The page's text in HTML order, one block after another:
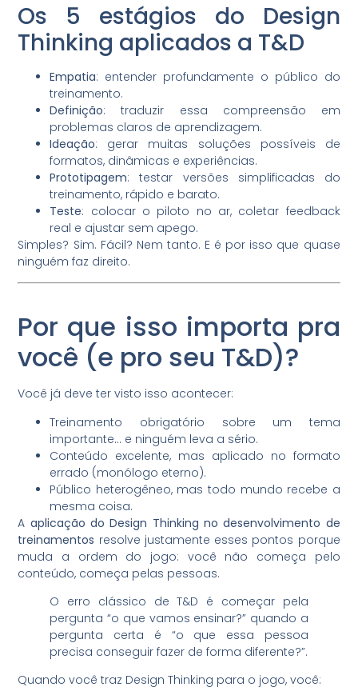
Os 5 estágios do Design
Thinking aplicados a T&D
Empatia: entender profundamente o público do
treinamento.
Definição: traduzir essa compreensão em
problemas claros de aprendizagem.
Ideação: gerar muitas soluções possíveis de
formatos, dinâmicas e experiências.
Prototipagem: testar versões simplificadas do
treinamento, rápido e barato.
Teste: colocar o piloto no ar, coletar feedback
real e ajustar sem apego.
Simples? Sim. Fácil? Nem tanto. E é por isso que quase
ninguém faz direito.
Por que isso importa pra
você (e pro seu T&D)?
Você já deve ter visto isso acontecer:
Treinamento obrigatório sobre um tema
importante… e ninguém leva a sério.
Conteúdo excelente, mas aplicado no formato
errado (monólogo eterno).
Público heterogêneo, mas todo mundo recebe a
mesma coisa.
A aplicação do Design Thinking no desenvolvimento de
treinamentos resolve justamente esses pontos porque
muda a ordem do jogo: você não começa pelo
conteúdo, começa pelas pessoas.
O erro clássico de T&D é começar pela
pergunta “o que vamos ensinar?” quando a
pergunta certa é “o que essa pessoa
precisa conseguir fazer de forma diferente?”.
Quando você traz Design Thinking para o jogo, você: